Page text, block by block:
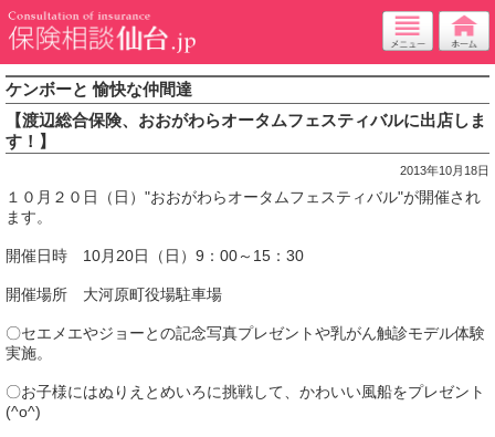
ケンボーと 愉快な仲間達
【渡辺総合保険、おおがわらオータムフェスティバルに出店しま
す！】
2013年10月18日
１０月２０日（日）"おおがわらオータムフェスティバル"が開催され
ます。
開催日時 10月20日（日）9：00～15：30
開催場所 大河原町役場駐車場
〇セエメエやジョーとの記念写真プレゼントや乳がん触診モデル体験
実施。
〇お子様にはぬりえとめいろに挑戦して、かわいい風船をプレゼント
(^o^)